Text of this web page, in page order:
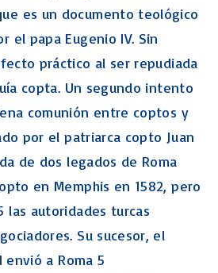
es un documento teológico
el papa Eugenio IV. Sin
práctico al ser repudiada
copta. Un segundo intento
comunión entre coptos y
por el patriarca copto Juan
de dos legados de Roma
en Memphis en 1582, pero
las autoridades turcas
Su sucesor, el
envió a Roma 5